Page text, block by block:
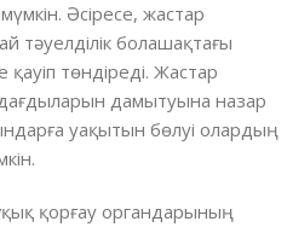
Әсіресе, жастар
тәуелділік болашақтағы
қауіп төндіреді. Жастар
дағдыларын дамытуына назар
уақытын бөлуі олардың
қорғау органдарының